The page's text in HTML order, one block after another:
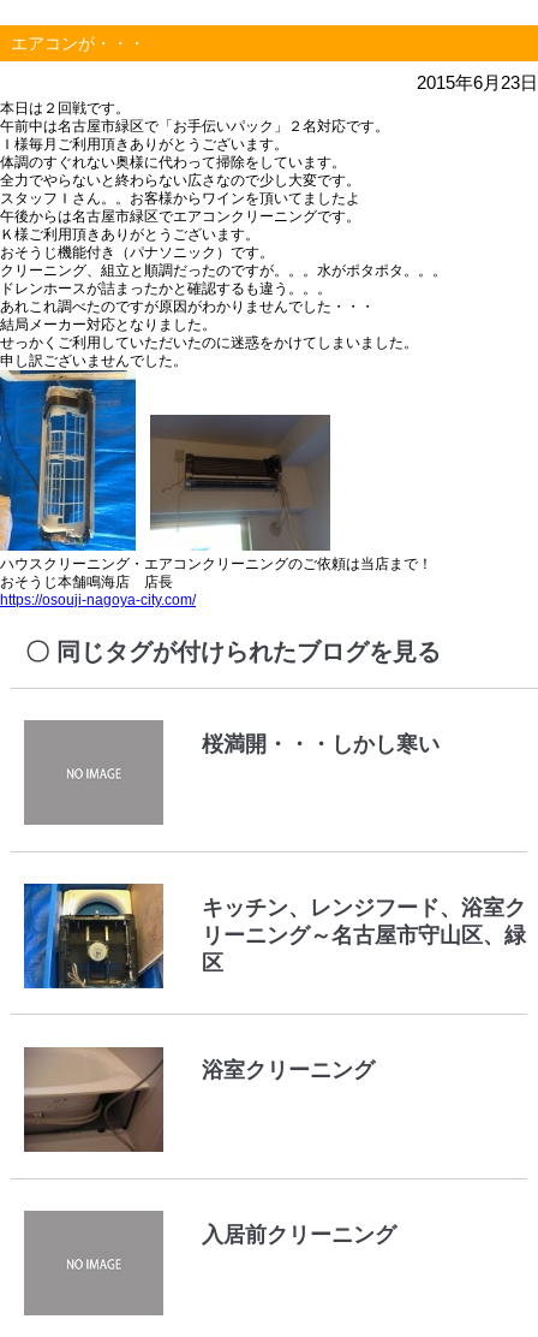
エアコンが・・・
2015年6月23日
本日は２回戦です。
午前中は名古屋市緑区で「お手伝いパック」２名対応です。
Ｉ様毎月ご利用頂きありがとうございます。
体調のすぐれない奥様に代わって掃除をしています。
全力でやらないと終わらない広さなので少し大変です。
スタッフＩさん。。お客様からワインを頂いてましたよ
午後からは名古屋市緑区でエアコンクリーニングです。
Ｋ様ご利用頂きありがとうございます。
おそうじ機能付き（パナソニック）です。
クリーニング、組立と順調だったのですが。。。水がポタポタ。。。
ドレンホースが詰まったかと確認するも違う。。。
あれこれ調べたのですが原因がわかりませんでした・・・
結局メーカー対応となりました。
せっかくご利用していただいたのに迷惑をかけてしまいました。
申し訳ございませんでした。
ハウスクリーニング・エアコンクリーニングのご依頼は当店まで！
おそうじ本舗鳴海店 店長
https://osouji-nagoya-city.com/
同じタグが付けられたブログを見る
桜満開・・・しかし寒い
キッチン、レンジフード、浴室ク
リーニング～名古屋市守山区、緑
区
浴室クリーニング
入居前クリーニング